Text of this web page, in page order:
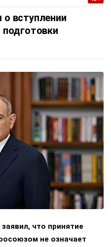
вступлении
что принятие
не означает